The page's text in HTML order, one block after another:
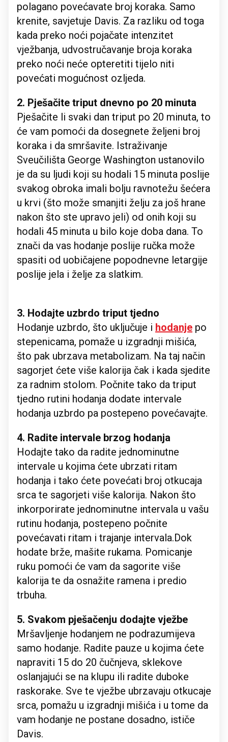
polagano povećavate broj koraka. Samo
krenite, savjetuje Davis. Za razliku od toga
kada preko noći pojačate intenzitet
vježbanja, udvostručavanje broja koraka
preko noći neće opteretiti tijelo niti
povećati mogućnost ozljeda.
2. Pješačite triput dnevno po 20 minuta
Pješačite li svaki dan triput po 20 minuta, to
će vam pomoći da dosegnete željeni broj
koraka i da smršavite. Istraživanje
Sveučilišta George Washington ustanovilo
je da su ljudi koji su hodali 15 minuta poslije
svakog obroka imali bolju ravnotežu šećera
u krvi (što može smanjiti želju za još hrane
nakon što ste upravo jeli) od onih koji su
hodali 45 minuta u bilo koje doba dana. To
znači da vas hodanje poslije ručka može
spasiti od uobičajene popodnevne letargije
poslije jela i želje za slatkim.
3. Hodajte uzbrdo triput tjedno
Hodanje uzbrdo, što uključuje i hodanje po
stepenicama, pomaže u izgradnji mišića,
što pak ubrzava metabolizam. Na taj način
sagorjet ćete više kalorija čak i kada sjedite
za radnim stolom. Počnite tako da triput
tjedno rutini hodanja dodate intervale
hodanja uzbrdo pa postepeno povećavajte.
4. Radite intervale brzog hodanja
Hodajte tako da radite jednominutne
intervale u kojima ćete ubrzati ritam
hodanja i tako ćete povećati broj otkucaja
srca te sagorjeti više kalorija. Nakon što
inkorporirate jednominutne intervala u vašu
rutinu hodanja, postepeno počnite
povećavati ritam i trajanje intervala.Dok
hodate brže, mašite rukama. Pomicanje
ruku pomoći će vam da sagorite više
kalorija te da osnažite ramena i predio
trbuha.
5. Svakom pješačenju dodajte vježbe
Mršavljenje hodanjem ne podrazumijeva
samo hodanje. Radite pauze u kojima ćete
napraviti 15 do 20 čučnjeva, sklekove
oslanjajući se na klupu ili radite duboke
raskorake. Sve te vježbe ubrzavaju otkucaje
srca, pomažu u izgradnji mišića i u tome da
vam hodanje ne postane dosadno, ističe
Davis.